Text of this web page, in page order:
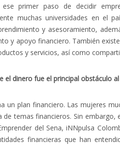
primer paso de decidir
muchas universidades en el
y asesoramiento,
y apoyo financiero. También
y servicios, así como
el dinero fue el principal obstáculo
un plan financiero. Las mujeres
temas financieros. Sin embargo,
del Sena, iNNpulsa
financieras que han